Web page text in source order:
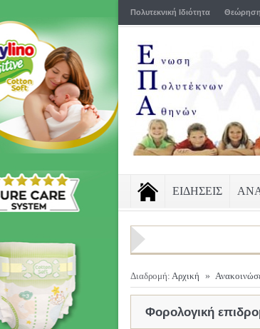
Πολυτεκνική Ιδιότητα Θεώρηση
ΕΙΔΗΣΕΙΣ
Διαδρομή: Αρχική »
Φορολογική